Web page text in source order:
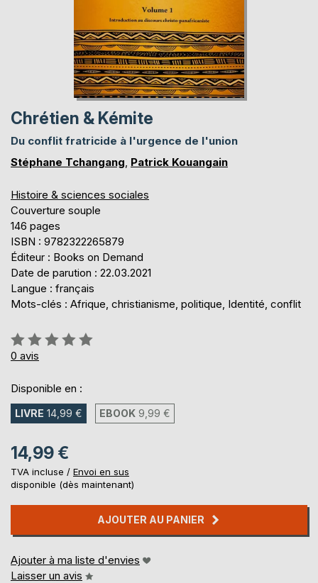
Chrétien & Kémite
Du conflit fratricide à l'urgence de l'union
Stéphane Tchangang, Patrick Kouangain
Histoire & sciences sociales
Couverture souple
146 pages
ISBN : 9782322265879
Éditeur : Books on Demand
Date de parution : 22.03.2021
Langue : français
Mots-clés : Afrique, christianisme, politique, Identité, conflit
Évaluation:
0%
0 avis
Disponible en :
LIVRE 14,99 € EBOOK 9,99 €
14,99 €
TVA incluse / Envoi en sus
disponible (dès maintenant)
AJOUTER AU PANIER
Ajouter à ma liste d'envies
Laisser un avis